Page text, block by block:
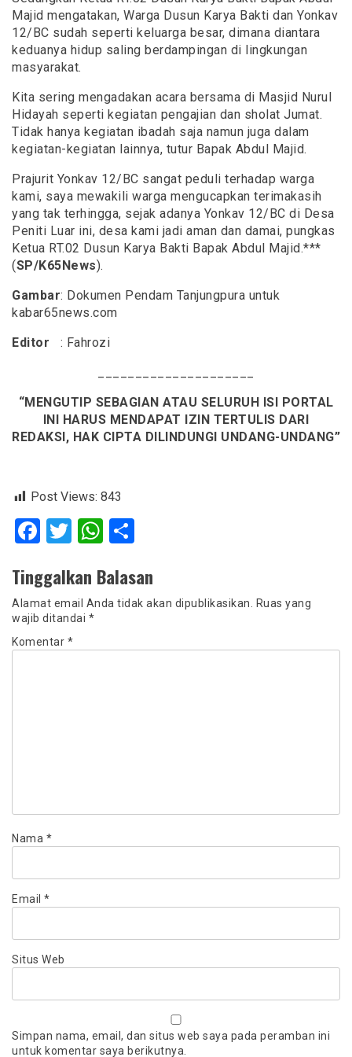
Majid mengatakan, Warga Dusun Karya Bakti dan Yonkav
12/BC sudah seperti keluarga besar, dimana diantara
keduanya hidup saling berdampingan di lingkungan
masyarakat.
Kita sering mengadakan acara bersama di Masjid Nurul
Hidayah seperti kegiatan pengajian dan sholat Jumat.
Tidak hanya kegiatan ibadah saja namun juga dalam
kegiatan-kegiatan lainnya, tutur Bapak Abdul Majid.
Prajurit Yonkav 12/BC sangat peduli terhadap warga
kami, saya mewakili warga mengucapkan terimakasih
yang tak terhingga, sejak adanya Yonkav 12/BC di Desa
Peniti Luar ini, desa kami jadi aman dan damai, pungkas
Ketua RT.02 Dusun Karya Bakti Bapak Abdul Majid.***
(SP/K65News).
Gambar: Dokumen Pendam Tanjungpura untuk
kabar65news.com
Editor : Fahrozi
“MENGUTIP SEBAGIAN ATAU SELURUH ISI PORTAL
INI HARUS MENDAPAT IZIN TERTULIS DARI
REDAKSI, HAK CIPTA DILINDUNGI UNDANG-UNDANG”
Post Views: 843
Facebook
TwitterWhatsApp
Tinggalkan Balasan
Alamat email Anda tidak akan dipublikasikan. Ruas yang
wajib ditandai *
Komentar *
Nama *
Email *
Situs Web
Simpan nama, email, dan situs web saya pada peramban ini
untuk komentar saya berikutnya.